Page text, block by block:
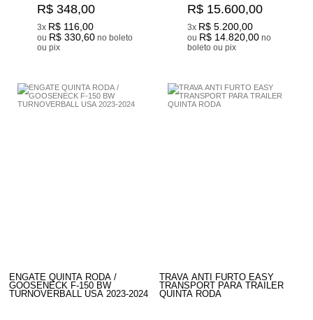
R$ 348,00
3x R$ 116,00
ou R$ 330,60 no boleto
ou pix
R$ 15.600,00
3x R$ 5.200,00
ou R$ 14.820,00 no
boleto ou pix
ENGATE QUINTA RODA /
GOOSENECK F-150 BW
TURNOVERBALL USA 2023-2024
TRAVA ANTI FURTO EASY
TRANSPORT PARA TRAILER
QUINTA RODA